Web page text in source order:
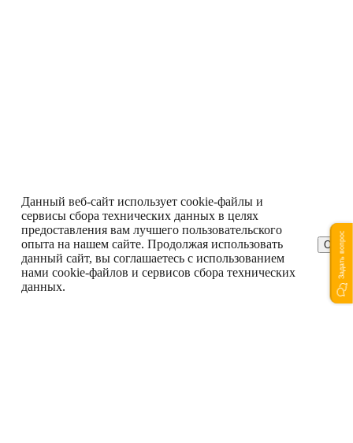
Данный веб-сайт использует cookie-файлы и
сервисы сбора технических данных в целях
предоставления вам лучшего пользовательского
опыта на нашем сайте. Продолжая использовать
данный сайт, вы соглашаетесь с использованием
нами cookie-файлов и сервисов сбора технических
данных.
ОК Задать вопрос